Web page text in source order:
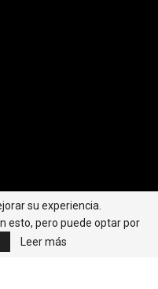
su experiencia.
esto, pero puede optar por
Leer más